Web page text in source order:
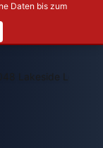
Daten bis zum
Lakeside Lodge